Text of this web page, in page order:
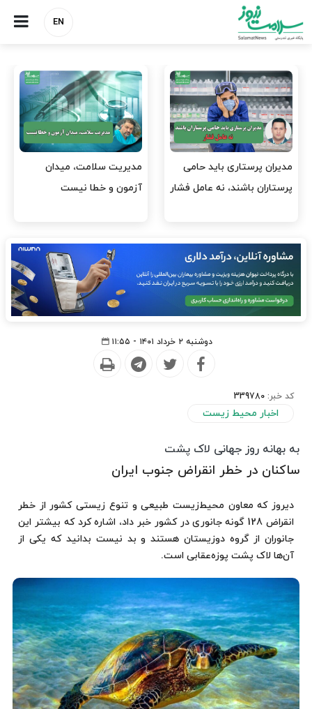
EN
مدیریت سلامت، میدان
آزمون و خطا نیست
وقت وزیر بهداشت باید صرف
افتتاح پروژه‌ها شود؟
دوشنبه ۲ خرداد ۱۴۰۱ - ۱۱:۵۵
کد خبر: 339780
اخبار محیط زیست
به بهانه روز جهانی لاک پشت
ساکنان در خطر انقراض جنوب ایران
دیروز که معاون محیط‌زیست طبیعی و تنوع زیستی کشور از خطر
انقراض 128 گونه جانوری در کشور خبر داد، اشاره کرد که بیشتر این
جانوران از گروه دوزیستان هستند و بد نیست بدانید که یکی از
آن‌ها لاک پشت پوزه‌عقابی است.